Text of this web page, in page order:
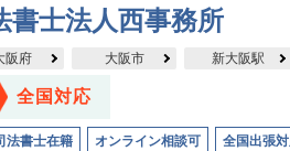
書士法人西事務所
阪府 大阪市 新大阪駅
全国対応
法書士在籍 オンライン相談可 全国出張